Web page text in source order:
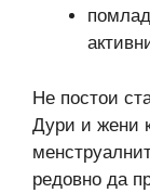
Не постои
Дури и жени
редовно да